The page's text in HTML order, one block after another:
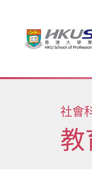
Main
社會
教